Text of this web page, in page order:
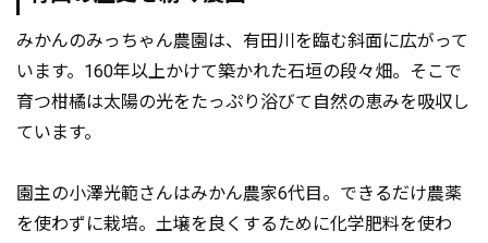
みかんのみっちゃん農園は、有田川を臨む斜面に広がって
います。160年以上かけて築かれた石垣の段々畑。そこで
育つ柑橘は太陽の光をたっぷり浴びて自然の恵みを吸収し
ています。
園主の小澤光範さんはみかん農家6代目。できるだけ農薬
を使わずに栽培。土壌を良くするために化学肥料を使わ